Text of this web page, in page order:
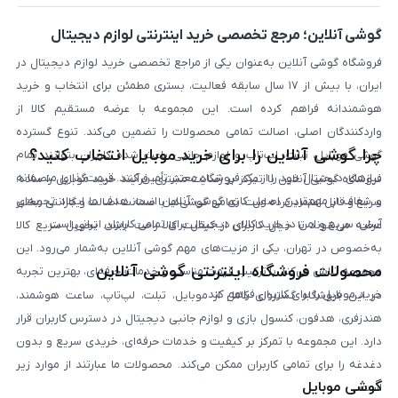
بلاگ
گوشی آنلاین؛ مرجع تخصصی خرید اینترنتی لوازم دیجیتال
فروشگاه گوشی آنلاین به‌عنوان یکی از مراجع تخصصی خرید لوازم دیجیتال در
ایران، با بیش از ۱۷ سال سابقه فعالیت، بستری مطمئن برای انتخاب و خرید
هوشمندانه فراهم کرده است. این مجموعه با عرضه مستقیم کالا از
واردکنندگان اصلی، اصالت تمامی محصولات را تضمین می‌کند. تنوع گسترده
گوشی موبایل، تبلت، لپ‌تاپ و لوازم جانبی باعث شده کاربران بتوانند تمام
نیازهای دیجیتال خود را از یک فروشگاه معتبر تأمین کنند. قیمت‌گذاری منصفانه
و شفاف از مهم‌ترین اصول کاری گوشی آنلاین است. هدف ما ایجاد تجربه‌ای
آسان، سریع و امن در خرید کالای دیجیتال برای تمامی کاربران ایرانی است.
چرا گوشی آنلاین را برای خرید موبایل انتخاب کنید؟
فروشگاه گوشی آنلاین با تمرکز بر رضایت مشتری، فرآیند خرید موبایل را ساده،
سریع و قابل اعتماد کرده است. تمامی گوشی‌ها با ضمانت اصالت و گارانتی معتبر
عرضه می‌شوند تا خیال کاربران از کیفیت کالا راحت باشد. تحویل سریع کالا
به‌خصوص در تهران، یکی از مزیت‌های مهم گوشی آنلاین به‌شمار می‌رود. این
مجموعه تلاش می‌کند با ترکیب قیمت مناسب و خدمات حرفه‌ای، بهترین تجربه
خرید موبایل را برای کاربران فراهم کند.
محصولات فروشگاه اینترنتی گوشی آنلاین
در این فروشگاه گستره‌ای کامل از موبایل، تبلت، لپ‌تاپ، ساعت هوشمند،
هندزفری، هدفون، کنسول بازی و لوازم جانبی دیجیتال در دسترس کاربران قرار
دارد. این مجموعه با تمرکز بر کیفیت و خدمات حرفه‌ای، خریدی سریع و بدون
دغدغه را برای تمامی کاربران ممکن می‌کند. محصولات ما عبارتند از موارد زیر
است:
گوشی موبایل